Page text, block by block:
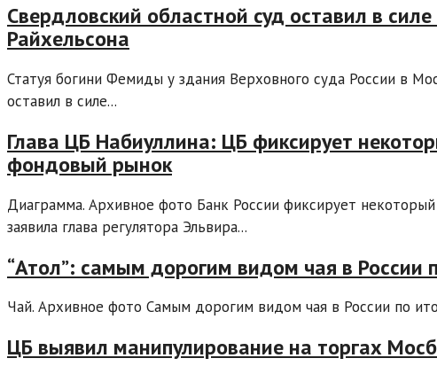
Свердловский областной суд оставил в
Райхельсона
Статуя богини Фемиды у здания Верховного суда России в
оставил в силе...
Глава ЦБ Набиуллина: ЦБ фиксирует
фондовый рынок
Диаграмма. Архивное фото Банк России фиксирует
заявила глава регулятора Эльвира...
“Атол”: самым дорогим видом чая в России
Чай. Архивное фото Самым дорогим видом чая в России по
ЦБ выявил манипулирование на торгах